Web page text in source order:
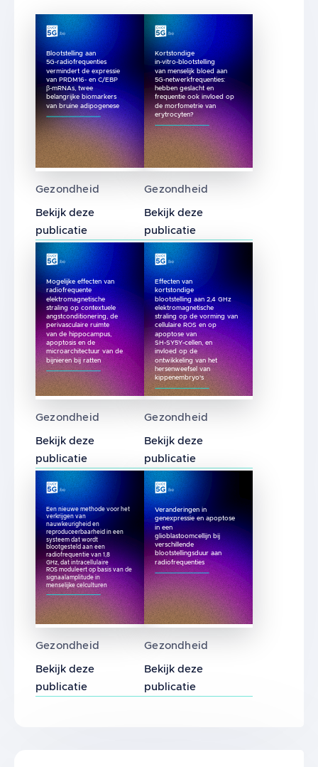
Blootstelling aan
5G-radiofrequenties
vermindert de expressie
van PRDM16- en C/EBP
β-mRNAs, twee
belangrijke biomarkers
van bruine adipogenese
Gezondheid
Bekijk deze
publicatie
Kortstondige
in-vitro-blootstelling
van menselijk bloed aan
5G-netwerkfrequenties:
hebben geslacht en
frequentie ook invloed op
de morfometrie van
erytrocyten?
Gezondheid
Bekijk deze
publicatie
Mogelijke effecten van
radiofrequente
elektromagnetische
straling op contextuele
angstconditionering, de
perivasculaire ruimte
van de hippocampus,
apoptosis en de
microarchitectuur van de
bijnieren bij ratten
Gezondheid
Bekijk deze
publicatie
Effecten van
kortstondige
blootstelling aan 2,4 GHz
elektromagnetische
straling op de vorming van
cellulaire ROS en op
apoptose van
SH-SY5Y-cellen, en
invloed op de
ontwikkeling van het
hersenweefsel van
kippenembryo's
Gezondheid
Bekijk deze
publicatie
Een nieuwe methode voor het
verkrijgen van
nauwkeurigheid en
reproduceerbaarheid in een
systeem dat wordt
blootgesteld aan een
radiofrequentie van 1,8
GHz, dat intracellulaire
ROS moduleert op basis van de
signaalamplitude in
menselijke celculturen
Gezondheid
Bekijk deze
publicatie
Veranderingen in
genexpressie en apoptose
in een
glioblastoomcellijn bij
verschillende
blootstellingsduur aan
radiofrequenties
Gezondheid
Bekijk deze
publicatie